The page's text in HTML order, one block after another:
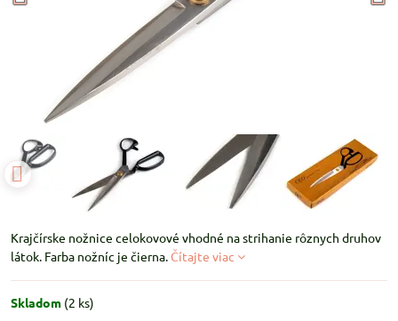
Krajčírske nožnice celokovové vhodné na strihanie rôznych druhov
látok. Farba nožníc je čierna. Čítajte viac
Skladom (2 ks)